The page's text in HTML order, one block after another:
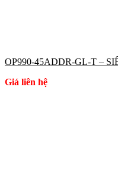
OP990-45ADDR-GL-T –
Giá liên hệ